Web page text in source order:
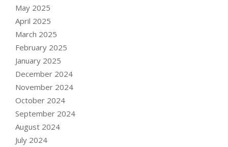
May 2025
April 2025
March 2025
February 2025
January 2025
December 2024
November 2024
October 2024
September 2024
August 2024
July 2024